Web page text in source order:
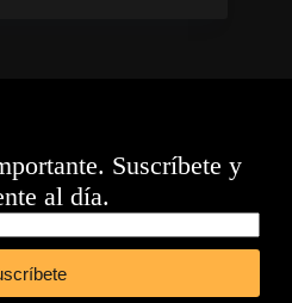
Suscríbete y
al día.